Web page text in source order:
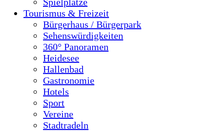
Tourismus & Freizeit
Bürgerhaus / Bürgerpark
Sehenswürdigkeiten
360° Panoramen
Heidesee
Hallenbad
Gastronomie
Hotels
Sport
Vereine
Stadtradeln